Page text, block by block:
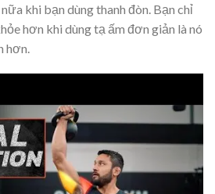
khi bạn dùng thanh đòn. Bạn chỉ
hơn khi dùng tạ ấm đơn giản là nó
hơn.